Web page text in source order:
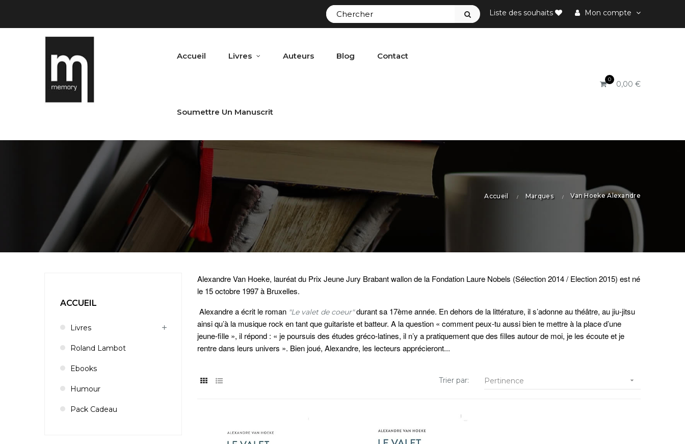
Mon compte
Liste des souhaits
Accueil Livres Auteurs Blog Contact
Soumettre Un Manuscrit
0 0,00 €
Accueil Marques Van Hoeke Alexandre
ACCUEIL
Livres
Roland Lambot
Ebooks
Humour
Pack Cadeau
Alexandre Van Hoeke, lauréat du Prix Jeune Jury Brabant wallon de la Fondation Laure Nobels (Sélection 2014 / Election 2015) est né
le 15 octobre 1997 à Bruxelles.
Alexandre a écrit le roman "Le valet de coeur"durant sa 17ème année. En dehors de la littérature, il s’adonne au théâtre, au jiu-jitsu
ainsi qu’à la musique rock en tant que guitariste et batteur. A la question « comment peux-tu aussi bien te mettre à la place d’une
jeune-fille », il répond : « je poursuis des études gréco-latines, il n’y a pratiquement que des filles autour de moi, je les écoute et je
rentre dans leurs univers ». Bien joué, Alexandre, les lecteurs apprécieront...
Trier par: Pertinence 